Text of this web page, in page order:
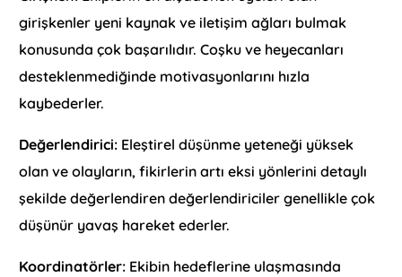
girişkenler yeni kaynak ve iletişim ağları bulmak
konusunda çok başarılıdır. Coşku ve heyecanları
desteklenmediğinde motivasyonlarını hızla
kaybederler.
Değerlendirici: Eleştirel düşünme yeteneği yüksek
olan ve olayların, fikirlerin artı eksi yönlerini detaylı
şekilde değerlendiren değerlendiriciler genellikle çok
düşünür yavaş hareket ederler.
Koordinatörler: Ekibin hedeflerine ulaşmasında